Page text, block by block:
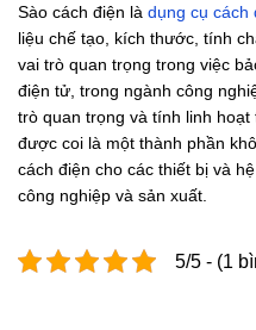
Sào cách điện là dụng cụ cách
liệu chế tạo, kích thước, tính
vai trò quan trọng trong việc
điện tử, trong ngành công
trò quan trọng và tính linh
được coi là một thành phần
cách điện cho các thiết bị và
công nghiệp và sản xuất.
5/5 - (1